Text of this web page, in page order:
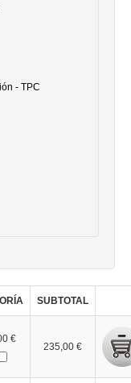
- TPC
SUBTOTAL
€
235,00 €